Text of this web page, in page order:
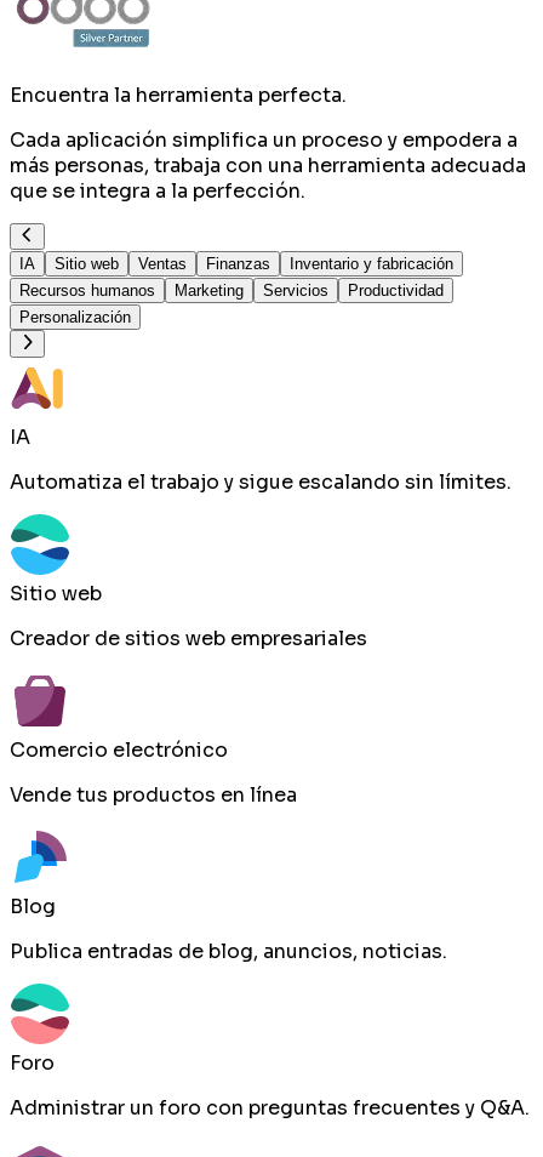
Encuentra la herramienta perfecta.
Cada aplicación simplifica un proceso y empodera a
más personas, trabaja con una herramienta adecuada
que se integra a la perfección.
IA Sitio web Ventas Finanzas
Inventario y fabricación
Recursos humanos
Marketing Servicios
Productividad
Personalización
IA
Automatiza el trabajo y sigue escalando sin límites.
Sitio web
Creador de sitios web empresariales
Comercio electrónico
Vende tus productos en línea
Blog
Publica entradas de blog, anuncios, noticias.
Foro
Administrar un foro con preguntas frecuentes y Q&A.